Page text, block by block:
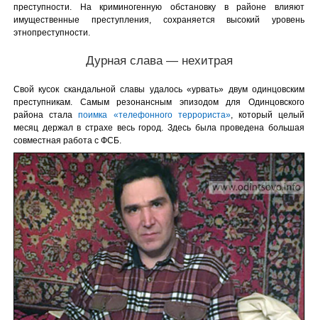
преступности. На криминогенную обстановку в районе влияют
имущественные преступления, сохраняется высокий уровень
этнопреступности.
Дурная слава — нехитрая
Свой кусок скандальной славы удалось «урвать» двум одинцовским
преступникам. Самым резонансным эпизодом для Одинцовского
района сталапоимка «телефонного террориста», который целый
месяц держал в страхе весь город. Здесь была проведена большая
совместная работа с ФСБ.